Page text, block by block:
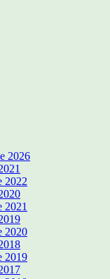
2026
2022
2021
2020
2019